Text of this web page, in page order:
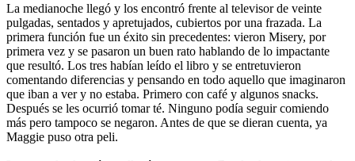
La medianoche llegó y los encontró frente al televisor de veinte
pulgadas, sentados y apretujados, cubiertos por una frazada. La
primera función fue un éxito sin precedentes: vieron Misery, por
primera vez y se pasaron un buen rato hablando de lo impactante
que resultó. Los tres habían leído el libro y se entretuvieron
comentando diferencias y pensando en todo aquello que imaginaron
que iban a ver y no estaba. Primero con café y algunos snacks.
Después se les ocurrió tomar té. Ninguno podía seguir comiendo
más pero tampoco se negaron. Antes de que se dieran cuenta, ya
Maggie puso otra peli.